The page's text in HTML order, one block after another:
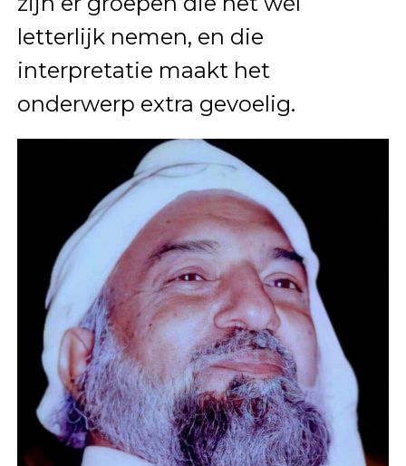
letterlijk nemen, en die
interpretatie maakt het
onderwerp extra gevoelig.